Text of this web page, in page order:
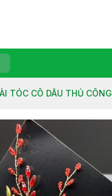
TÓC CÔ DÂU THỦ CÔNG